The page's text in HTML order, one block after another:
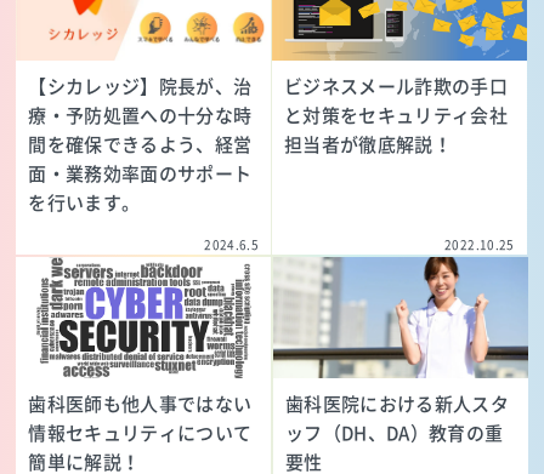
【シカレッジ】院長が、治
療・予防処置への十分な時
間を確保できるよう、経営
面・業務効率面のサポート
を行います。
2024.6.5
ビジネスメール詐欺の手口
と対策をセキュリティ会社
担当者が徹底解説！
2022.10.25
歯科医師も他人事ではない
情報セキュリティについて
簡単に解説！
歯科医院における新人スタ
ッフ（DH、DA）教育の重
要性